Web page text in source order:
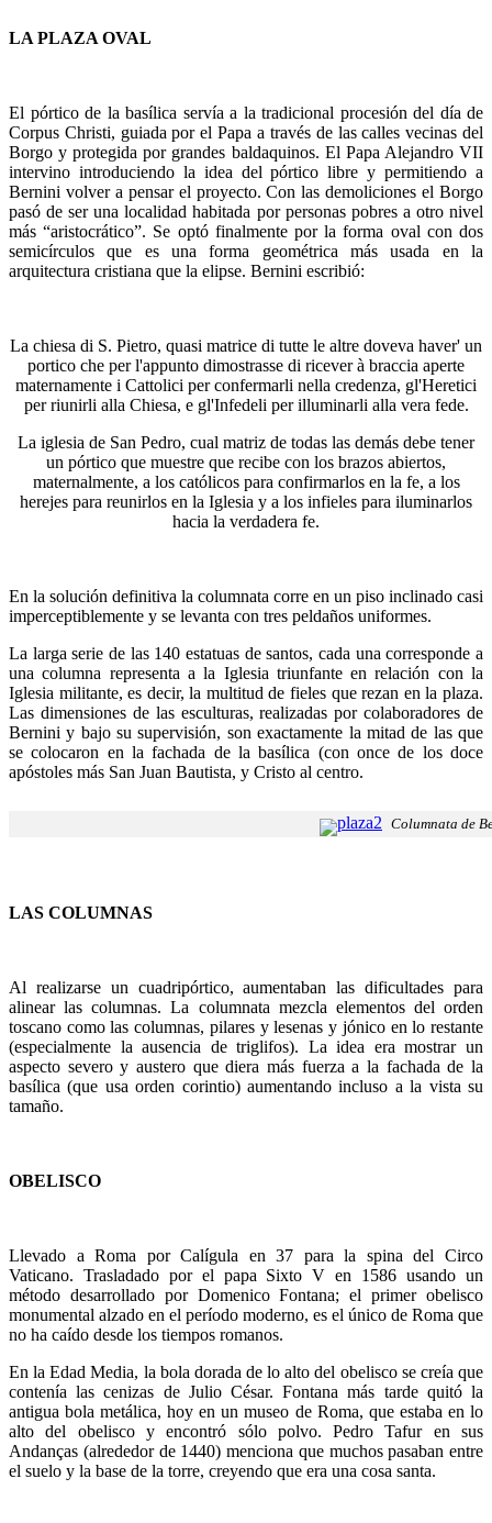
LA PLAZA OVAL
El pórtico de la basílica servía a la tradicional procesión del día de
Corpus Christi, guiada por el Papa a través de las calles vecinas del
Borgo y protegida por grandes baldaquinos. El Papa Alejandro VII
intervino introduciendo la idea del pórtico libre y permitiendo a
Bernini volver a pensar el proyecto. Con las demoliciones el Borgo
pasó de ser una localidad habitada por personas pobres a otro nivel
más “aristocrático”. Se optó finalmente por la forma oval con dos
semicírculos que es una forma geométrica más usada en la
arquitectura cristiana que la elipse. Bernini escribió:
La chiesa di S. Pietro, quasi matrice di tutte le altre doveva haver' un
portico che per l'appunto dimostrasse di ricever à braccia aperte
maternamente i Cattolici per confermarli nella credenza, gl'Heretici
per riunirli alla Chiesa, e gl'Infedeli per illuminarli alla vera fede.
La iglesia de San Pedro, cual matriz de todas las demás debe tener
un pórtico que muestre que recibe con los brazos abiertos,
maternalmente, a los católicos para confirmarlos en la fe, a los
herejes para reunirlos en la Iglesia y a los infieles para iluminarlos
hacia la verdadera fe.
En la solución definitiva la columnata corre en un piso inclinado casi
imperceptiblemente y se levanta con tres peldaños uniformes.
La larga serie de las 140 estatuas de santos, cada una corresponde a
una columna representa a la Iglesia triunfante en relación con la
Iglesia militante, es decir, la multitud de fieles que rezan en la plaza.
Las dimensiones de las esculturas, realizadas por colaboradores de
Bernini y bajo su supervisión, son exactamente la mitad de las que
se colocaron en la fachada de la basílica (con once de los doce
apóstoles más San Juan Bautista, y Cristo al centro.
Columnata de
LAS COLUMNAS
Al realizarse un cuadripórtico, aumentaban las dificultades para
alinear las columnas. La columnata mezcla elementos del orden
toscano como las columnas, pilares y lesenas y jónico en lo restante
(especialmente la ausencia de triglifos). La idea era mostrar un
aspecto severo y austero que diera más fuerza a la fachada de la
basílica (que usa orden corintio) aumentando incluso a la vista su
tamaño.
OBELISCO
Llevado a Roma por Calígula en 37 para la spina del Circo
Vaticano. Trasladado por el papa Sixto V en 1586 usando un
método desarrollado por Domenico Fontana; el primer obelisco
monumental alzado en el período moderno, es el único de Roma que
no ha caído desde los tiempos romanos.
En la Edad Media, la bola dorada de lo alto del obelisco se creía que
contenía las cenizas de Julio César. Fontana más tarde quitó la
antigua bola metálica, hoy en un museo de Roma, que estaba en lo
alto del obelisco y encontró sólo polvo. Pedro Tafur en sus
Andanças (alrededor de 1440) menciona que muchos pasaban entre
el suelo y la base de la torre, creyendo que era una cosa santa.